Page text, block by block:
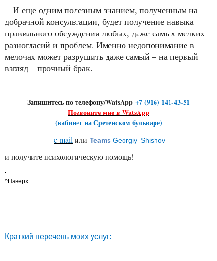
Краткий перечень моих услуг:
И еще одним полезным знанием, полученным на
добрачной консультации, будет получение навыка
правильного обсуждения любых, даже самых мелких
разногласий и проблем. Именно недопонимание в
мелочах может разрушить даже самый – на первый
взгляд – прочный брак.
Запишитесь по телефону/WatsApp +7 (916) 141-43-51
Позвоните мне в WatsApp
(кабинет на Сретенском бульваре)
e-mailили Teams Georgiy_Shishov
и получите психологическую помощь!
^Наверх